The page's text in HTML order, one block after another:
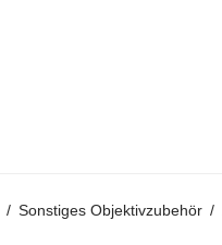
/ Sonstiges Objektivzubehör /